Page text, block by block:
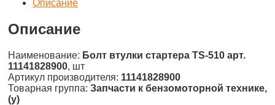
Описание
Описание
Наименование: Болт втулки стартера TS-510 арт.
11141828900, шт
Артикул производителя: 11141828900
Товарная группа: Запчасти к бензомоторной технике,
(у)